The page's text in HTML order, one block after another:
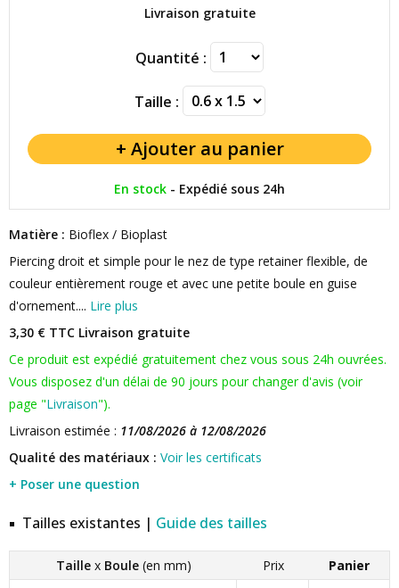
Livraison gratuite
Quantité :
Taille :
En stock - Expédié sous 24h
Matière : Bioflex / Bioplast
Piercing droit et simple pour le nez de type retainer flexible, de
couleur entièrement rouge et avec une petite boule en guise
d'ornement.... Lire plus
3,30 € TTC Livraison gratuite
Ce produit est expédié gratuitement chez vous sous 24h ouvrées.
Vous disposez d'un délai de 90 jours pour changer d'avis (voir
page "Livraison").
Livraison estimée : 11/08/2026 à 12/08/2026
Qualité des matériaux : Voir les certificats
+ Poser une question
Tailles existantes | Guide des tailles
Taille x Boule (en mm) Prix Panier